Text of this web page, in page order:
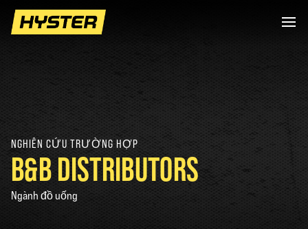
NGHIÊN CỨU TRƯỜNG HỢP
B&B DISTRIBUTORS
Ngành đồ uống